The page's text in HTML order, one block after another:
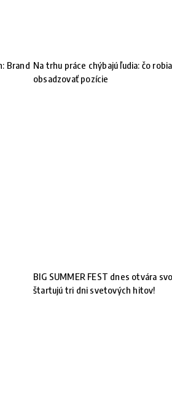
Brand Na trhu práce chýbajú ľudia: čo
obsadzovať pozície
BIG SUMMER FEST dnes otvára
štartujú tri dni svetových hitov!